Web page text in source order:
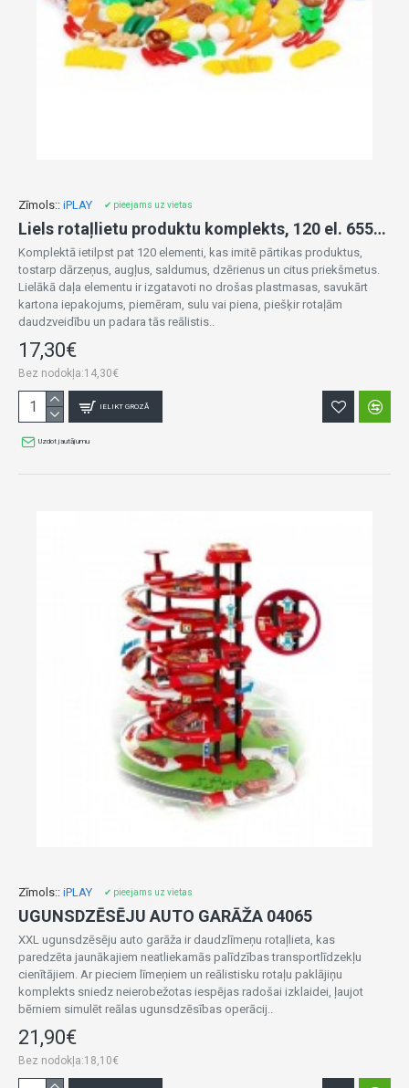
Zīmols:: iPLAY ✔ pieejams uz vietas
Liels rotaļlietu produktu komplekts, 120 el. 65517
Komplektā ietilpst pat 120 elementi, kas imitē pārtikas produktus,
tostarp dārzeņus, augļus, saldumus, dzērienus un citus priekšmetus.
Lielākā daļa elementu ir izgatavoti no drošas plastmasas, savukārt
kartona iepakojums, piemēram, sulu vai piena, piešķir rotaļām
daudzveidību un padara tās reālistis..
17,30€
Bez nodokļa:14,30€
IELIKT GROZĀ
Uzdot jautājumu
Zīmols:: iPLAY ✔ pieejams uz vietas
UGUNSDZĒSĒJU AUTO GARĀŽA 04065
XXL ugunsdzēsēju auto garāža ir daudzlīmeņu rotaļlieta, kas
paredzēta jaunākajiem neatliekamās palīdzības transportlīdzekļu
cienītājiem. Ar pieciem līmeņiem un reālistisku rotaļu paklājiņu
komplekts sniedz neierobežotas iespējas radošai izklaidei, ļaujot
bērniem simulēt reālas ugunsdzēsības operācij..
21,90€
Bez nodokļa:18,10€